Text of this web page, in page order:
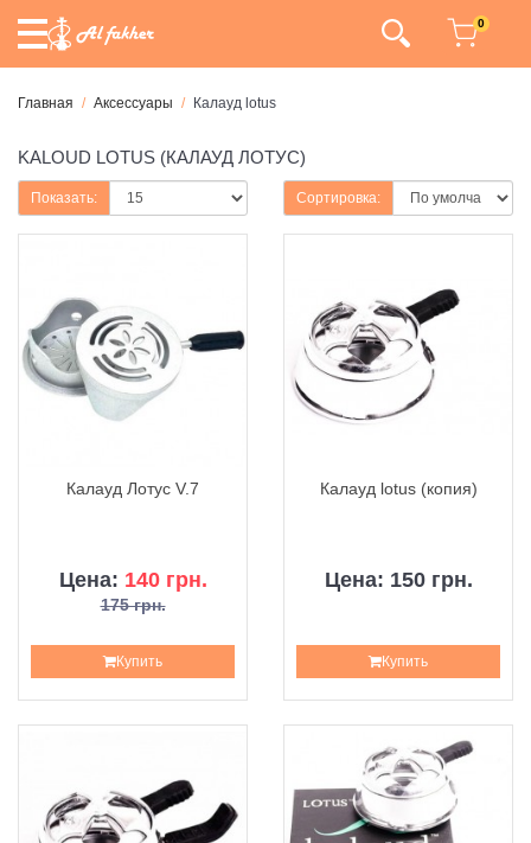
0
Главная Аксессуары Калауд lotus
KALOUD LOTUS (КАЛАУД ЛОТУС)
Сортировка:
Показать:
Калауд Лотус V.7
Цена: 140 грн.
175 грн.
Купить
Калауд lotus (копия)
Цена: 150 грн.
Купить